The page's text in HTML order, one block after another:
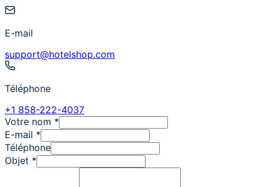
E-mail
support@hotelshop.com
Téléphone
+1 858-222-4037
Votre nom *
E-mail *
Téléphone
Objet *